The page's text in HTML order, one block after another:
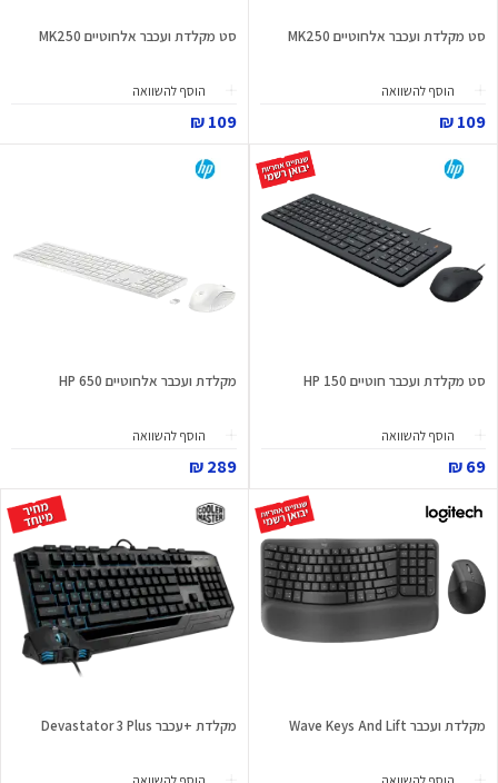
סט מקלדת ועכבר אלחוטיים MK250
הוסף להשוואה
109 ₪
סט מקלדת ועכבר אלחוטיים MK250
הוסף להשוואה
109 ₪
סט מקלדת ועכבר חוטיים HP 150
הוסף להשוואה
69 ₪
מקלדת ועכבר אלחוטיים HP 650
הוסף להשוואה
289 ₪
מקלדת ועכבר Wave Keys And Lift מקלדת +עכבר Devastator 3 Plus